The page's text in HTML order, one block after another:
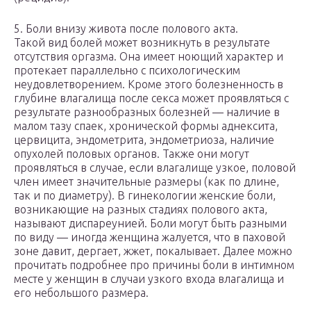
5. Боли внизу живота после полового акта.
Такой вид болей может возникнуть в результате
отсутствия оргазма. Она имеет ноющий характер и
протекает параллельно с психологическим
неудовлетворением. Кроме этого болезненность в
глубине влагалища после секса может проявляться с
результате разнообразных болезней — наличие в
малом тазу спаек, хронической формы аднексита,
цервицита, эндометрита, эндометриоза, наличие
опухолей половых органов. Также они могут
проявляться в случае, если влагалище узкое, половой
член имеет значительные размеры (как по длине,
так и по диаметру). В гинекологии женские боли,
возникающие на разных стадиях полового акта,
называют диспареунией. Боли могут быть разными
по виду — иногда женщина жалуется, что в паховой
зоне давит, дергает, жжет, покалывает. Далее можно
прочитать подробнее про причины боли в интимном
месте у женщин в случаи узкого входа влагалища и
его небольшого размера.